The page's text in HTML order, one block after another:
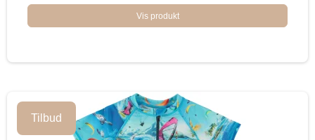
Vis produkt
Tilbud